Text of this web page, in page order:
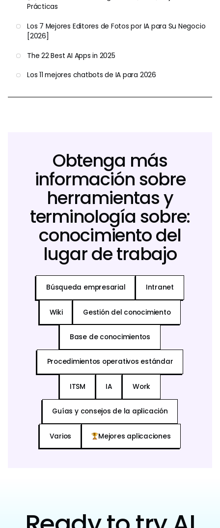
Prácticas
Los 7 Mejores Editores de Fotos por IA para Su Negocio
[2026]
The 22 Best AI Apps in 2025
Los 11 mejores chatbots de IA para 2026
Obtenga más
información sobre
herramientas y
terminología sobre:
conocimiento del
lugar de trabajo
Búsqueda empresarial Intranet
Wiki Gestión del conocimiento
Base de conocimientos
Procedimientos operativos estándar
ITSM IA Work
Guías y consejos de la aplicación
Varios Mejores aplicaciones